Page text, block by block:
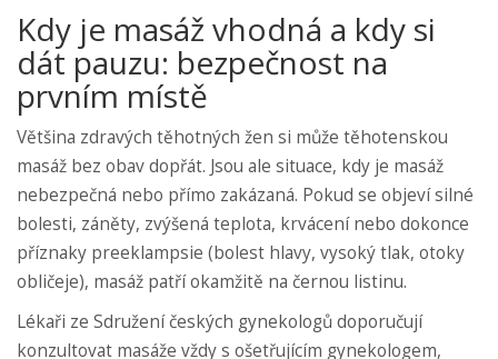
Kdy je masáž vhodná a kdy si
dát pauzu: bezpečnost na
prvním místě
Většina zdravých těhotných žen si může těhotenskou
masáž bez obav dopřát. Jsou ale situace, kdy je masáž
nebezpečná nebo přímo zakázaná. Pokud se objeví silné
bolesti, záněty, zvýšená teplota, krvácení nebo dokonce
příznaky preeklampsie (bolest hlavy, vysoký tlak, otoky
obličeje), masáž patří okamžitě na černou listinu.
Lékaři ze Sdružení českých gynekologů doporučují
konzultovat masáže vždy s ošetřujícím gynekologem,